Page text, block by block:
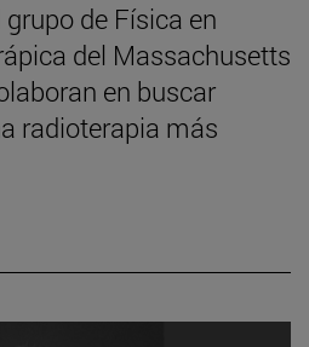
de Física en
del Massachusetts
en buscar
radioterapia más